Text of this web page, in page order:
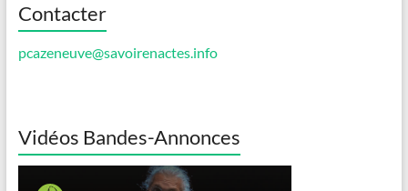
Contacter
pcazeneuve@savoirenactes.info
Vidéos Bandes-Annonces